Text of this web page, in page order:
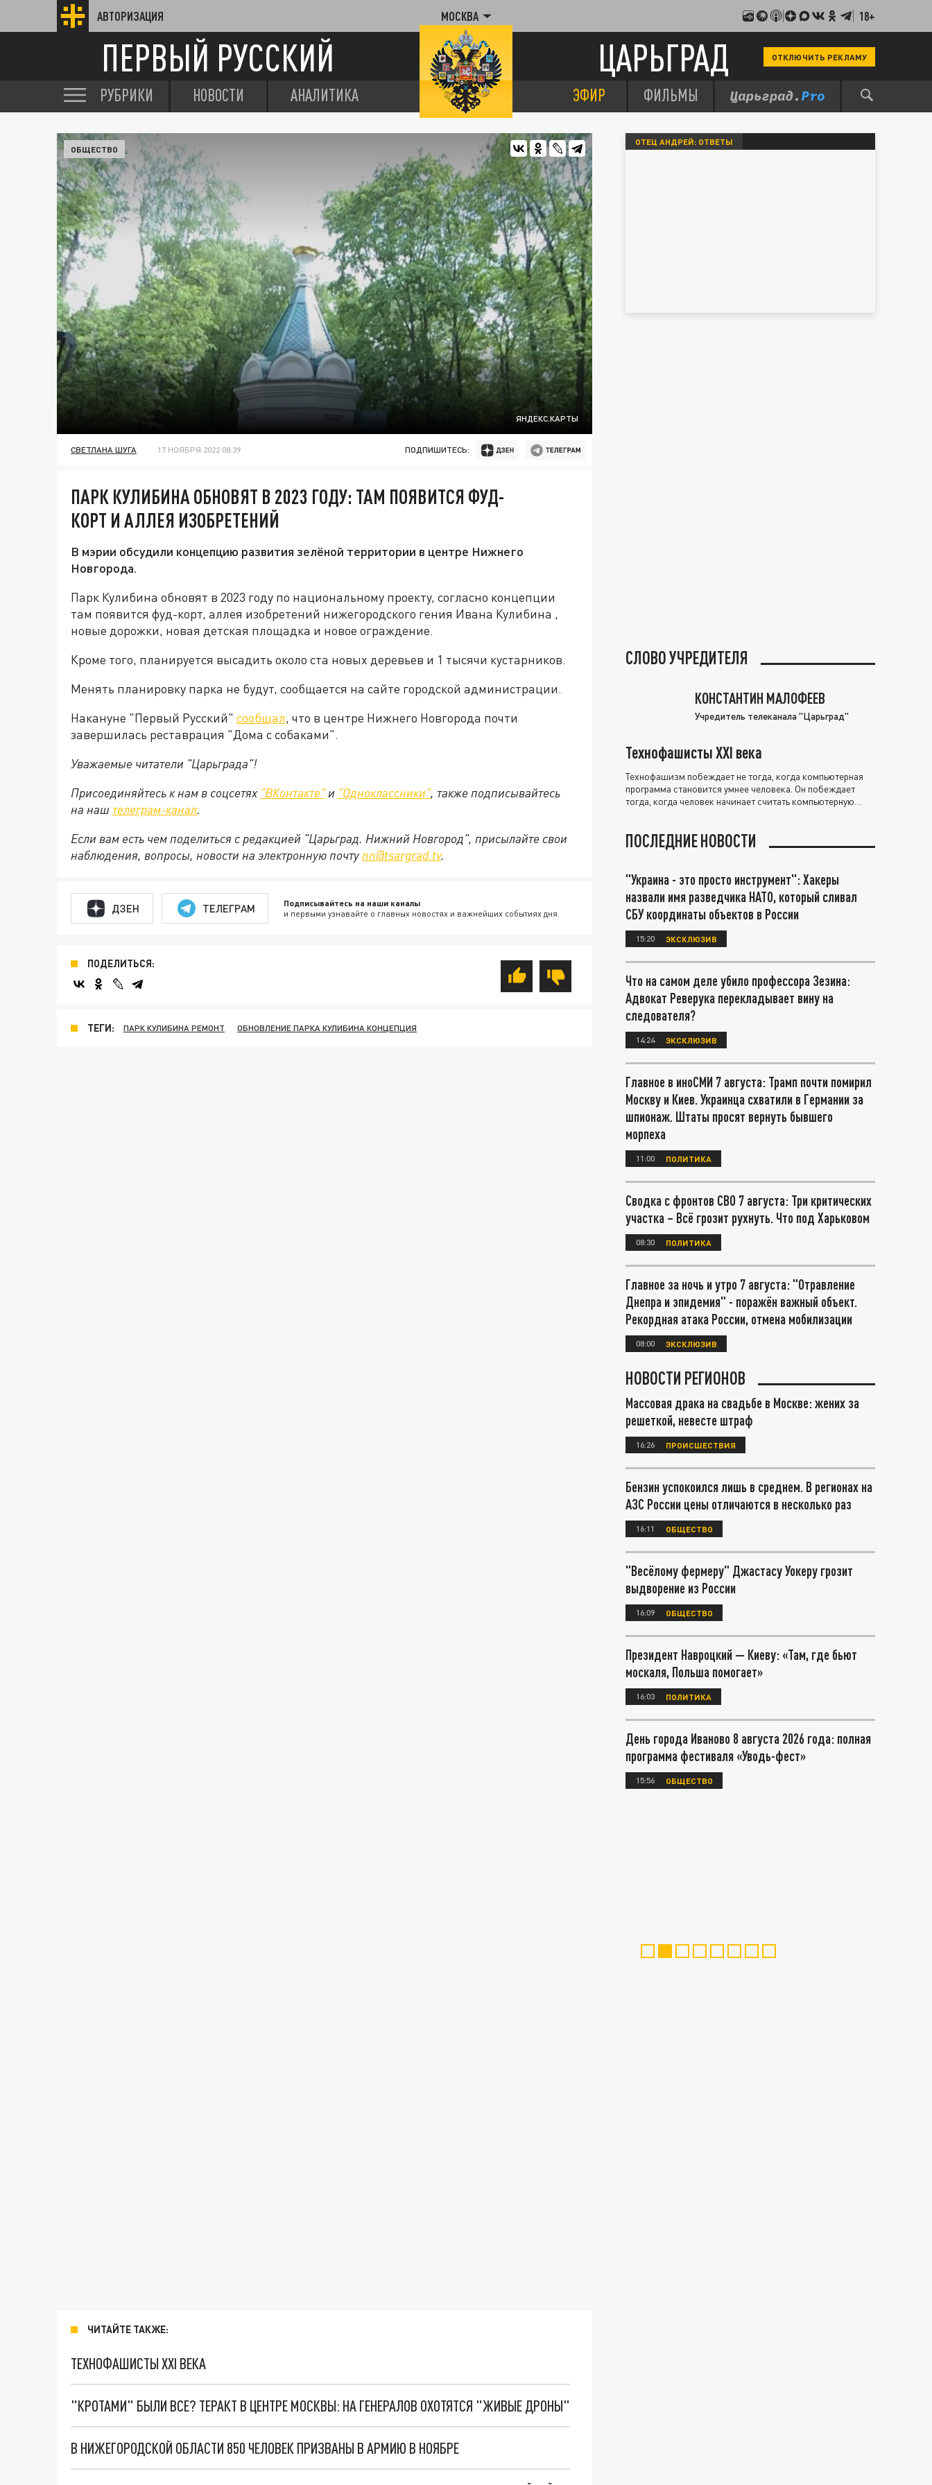
АВТОРИЗАЦИЯ МОСКВА 18+
ПЕРВЫЙ РУССКИЙ ЦАРЬГРАД ОТКЛЮЧИТЬ РЕКЛАМУ
РУБРИКИ НОВОСТИ АНАЛИТИКА ЭФИР ФИЛЬМЫ
ЯНДЕКС.КАРТЫ
ОБЩЕСТВО
СВЕТЛАНА ШУГА 17 НОЯБРЯ 2022 08:39 ПОДПИШИТЕСЬ:
ПАРК КУЛИБИНА ОБНОВЯТ В 2023 ГОДУ: ТАМ ПОЯВИТСЯ ФУД-
КОРТ И АЛЛЕЯ ИЗОБРЕТЕНИЙ
В мэрии обсудили концепцию развития зелёной территории в центре Нижнего
Новгорода.
Парк Кулибина обновят в 2023 году по национальному проекту, согласно концепции
там появится фуд-корт, аллея изобретений нижегородского гения Ивана Кулибина ,
новые дорожки, новая детская площадка и новое ограждение.
Кроме того, планируется высадить около ста новых деревьев и 1 тысячи кустарников.
Менять планировку парка не будут, сообщается на сайте городской администрации.
Накануне "Первый Русский" сообщал, что в центре Нижнего Новгорода почти
завершилась реставрация "Дома с собаками".
Уважаемые читатели "Царьграда"!
Присоединяйтесь к нам в соцсетях "ВКонтакте"и "Одноклассники", также подписывайтесь
на наш телеграм-канал.
Если вам есть чем поделиться с редакцией "Царьград. Нижний Новгород", присылайте свои
наблюдения, вопросы, новости на электронную почту nn@tsargrad.tv.
ДЗЕН ТЕЛЕГРАМ Подписывайтесь на наши каналы
и первыми узнавайте о главных новостях и важнейших событиях дня.
ПОДЕЛИТЬСЯ:
ТЕГИ: ПАРК КУЛИБИНА РЕМОНТ ОБНОВЛЕНИЕ ПАРКА КУЛИБИНА КОНЦЕПЦИЯ
ЧИТАЙТЕ ТАКЖЕ:
ТЕХНОФАШИСТЫ XXI ВЕКА
"КРОТАМИ" БЫЛИ ВСЕ? ТЕРАКТ В ЦЕНТРЕ МОСКВЫ: НА ГЕНЕРАЛОВ ОХОТЯТСЯ "ЖИВЫЕ ДРОНЫ"
В НИЖЕГОРОДСКОЙ ОБЛАСТИ 850 ЧЕЛОВЕК ПРИЗВАНЫ В АРМИЮ В НОЯБРЕ
ОТЕЦ АНДРЕЙ: ОТВЕТЫ
СЛОВО УЧРЕДИТЕЛЯ
КОНСТАНТИН МАЛОФЕЕВ
Учредитель телеканала "Царьград"
Технофашисты XXI века
Технофашизм побеждает не тогда, когда компьютерная
программа становится умнее человека. Он побеждает
тогда, когда человек начинает считать компьютерную
ПОСЛЕДНИЕ НОВОСТИ
"Украина - это просто инструмент": Хакеры
назвали имя разведчика НАТО, который сливал
СБУ координаты объектов в России
15:20 ЭКСКЛЮЗИВ
Что на самом деле убило профессора Зезина:
Адвокат Реверука перекладывает вину на
следователя?
14:24 ЭКСКЛЮЗИВ
Главное в иноСМИ 7 августа: Трамп почти помирил
Москву и Киев. Украинца схватили в Германии за
шпионаж. Штаты просят вернуть бывшего
морпеха
11:00 ПОЛИТИКА
Сводка с фронтов СВО 7 августа: Три критических
участка – Всё грозит рухнуть. Что под Харьковом
08:30 ПОЛИТИКА
Главное за ночь и утро 7 августа: "Отравление
Днепра и эпидемия" - поражён важный объект.
Рекордная атака России, отмена мобилизации
08:00 ЭКСКЛЮЗИВ
НОВОСТИ РЕГИОНОВ
Массовая драка на свадьбе в Москве: жених за
решеткой, невесте штраф
16:26 ПРОИСШЕСТВИЯ
Бензин успокоился лишь в среднем. В регионах на
АЗС России цены отличаются в несколько раз
16:11 ОБЩЕСТВО
"Весёлому фермеру" Джастасу Уокеру грозит
выдворение из России
16:09 ОБЩЕСТВО
Президент Навроцкий — Киеву: «Там, где бьют
москаля, Польша помогает»
16:03 ПОЛИТИКА
День города Иваново 8 августа 2026 года: полная
программа фестиваля «Уводь-фест»
15:56 ОБЩЕСТВО